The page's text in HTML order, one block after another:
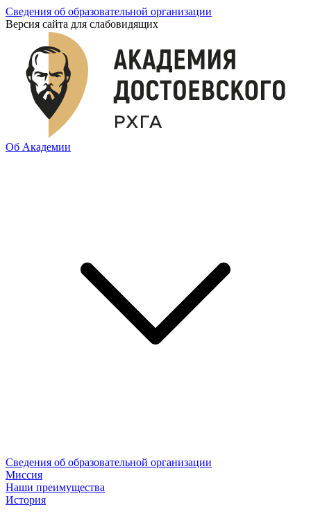
Сведения об образовательной организации
Версия сайта для слабовидящих
Об Академии
Сведения об образовательной организации
Миссия
Наши преимущества
История